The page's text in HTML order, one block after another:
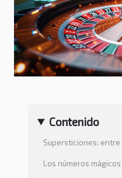
Contenido
Supersticiones:
Los números